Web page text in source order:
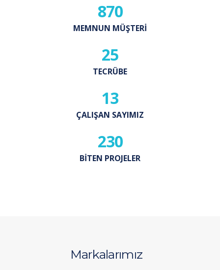
870
MEMNUN MÜŞTERI
25
TECRÜBE
13
ÇALIŞAN SAYIMIZ
230
BITEN PROJELER
Markalarımız